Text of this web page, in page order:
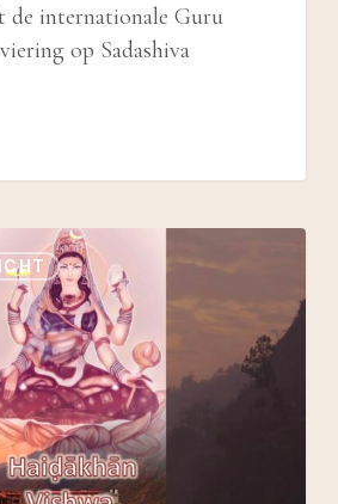
de internationale Guru
op Sadashiva